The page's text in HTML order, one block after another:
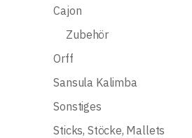
Cajon
Zubehör
Orff
Sansula Kalimba
Sonstiges
Sticks, Stöcke, Mallets